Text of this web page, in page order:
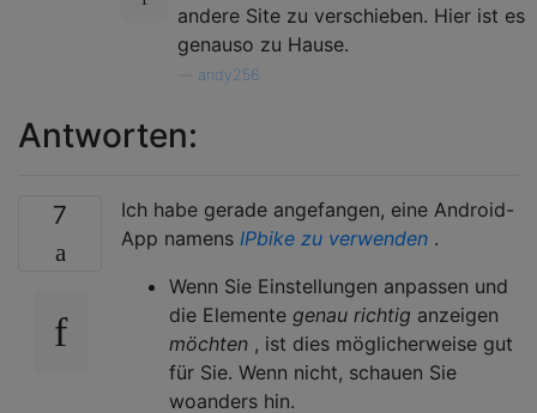
andere Site zu verschieben. Hier ist es
genauso zu Hause.
andy256
Antworten:
7
Ich habe gerade angefangen, eine Android-
App namens IPbike zu verwenden .
Wenn Sie Einstellungen anpassen und
die Elemente genau richtig anzeigen
möchten , ist dies möglicherweise gut
für Sie. Wenn nicht, schauen Sie
woanders hin.